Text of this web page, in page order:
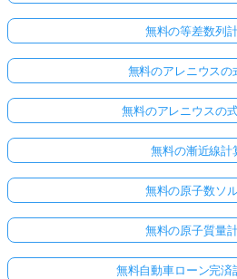
無料の等差数列
無料のアレニウスの
無料のアレニウスの
無料の漸近線計
無料の原子数ソ
無料の原子質量
無料自動車ローン完済